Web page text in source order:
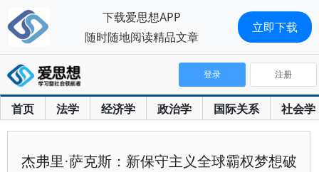
首页 法学 经济学 政治学 国际关系 社会学
登录 注册
杰弗里·萨克斯：新保守主义全球霸权梦想破
下载爱思想APP
随时随地阅读精品文章
立即下载